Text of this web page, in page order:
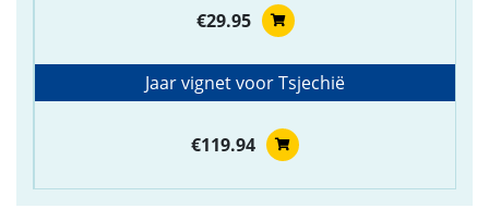
€29.95
Jaar vignet voor Tsjechië
€119.94